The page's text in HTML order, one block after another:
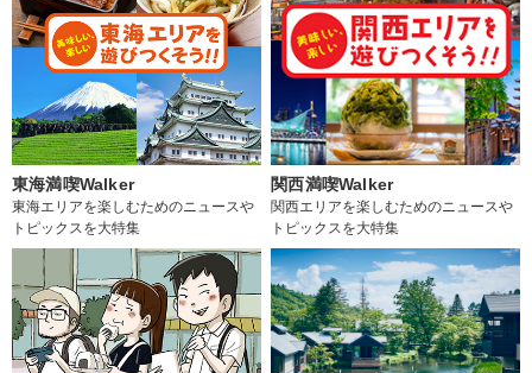
東海満喫Walker
東海エリアを楽しむためのニュースや
トピックスを大特集
関西満喫Walker
関西エリアを楽しむためのニュースや
トピックスを大特集